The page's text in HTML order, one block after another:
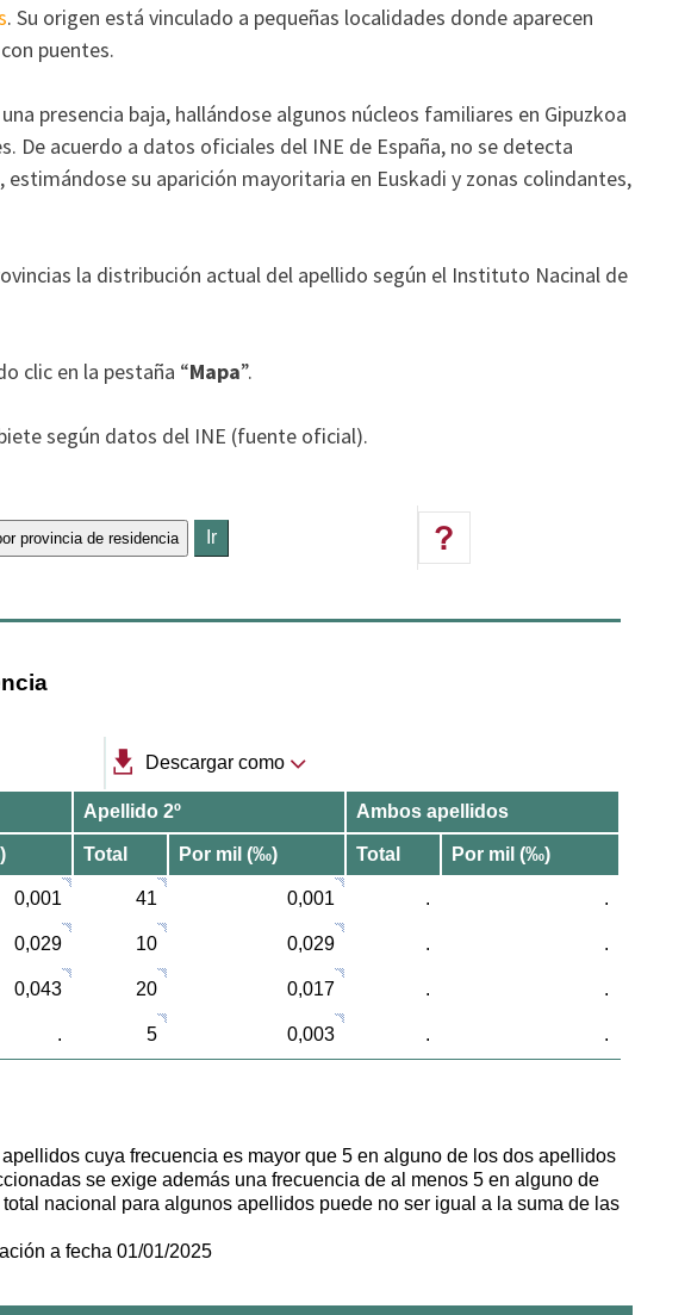
. Su origen está vinculado a pequeñas localidades donde aparecen
puentes.
presencia baja, hallándose algunos núcleos familiares en Gipuzkoa
De acuerdo a datos oficiales del INE de España, no se detecta
su aparición mayoritaria en Euskadi y zonas colindantes,
la distribución actual del apellido según el Instituto Nacinal de
clic en la pestaña “Mapa”.
según datos del INE (fuente oficial).